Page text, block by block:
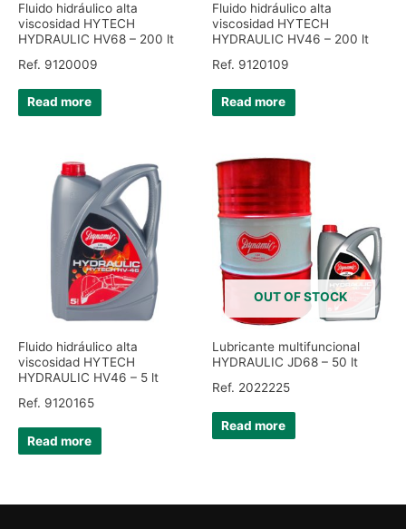
Fluido hidráulico alta
viscosidad HYTECH
HYDRAULIC HV68 – 200 lt
Ref. 9120009
Read more
Fluido hidráulico alta
viscosidad HYTECH
HYDRAULIC HV46 – 200 lt
Ref. 9120109
Read more
Fluido hidráulico alta
viscosidad HYTECH
HYDRAULIC HV46 – 5 lt
Ref. 9120165
Read more
OUT OF STOCK
Lubricante multifuncional
HYDRAULIC JD68 – 50 lt
Ref. 2022225
Read more